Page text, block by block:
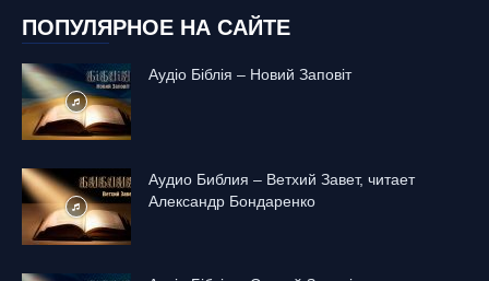
ПОПУЛЯРНОЕ НА САЙТЕ
Аудіо Біблія – Новий Заповіт
Аудио Библия – Ветхий Завет, читает
Александр Бондаренко